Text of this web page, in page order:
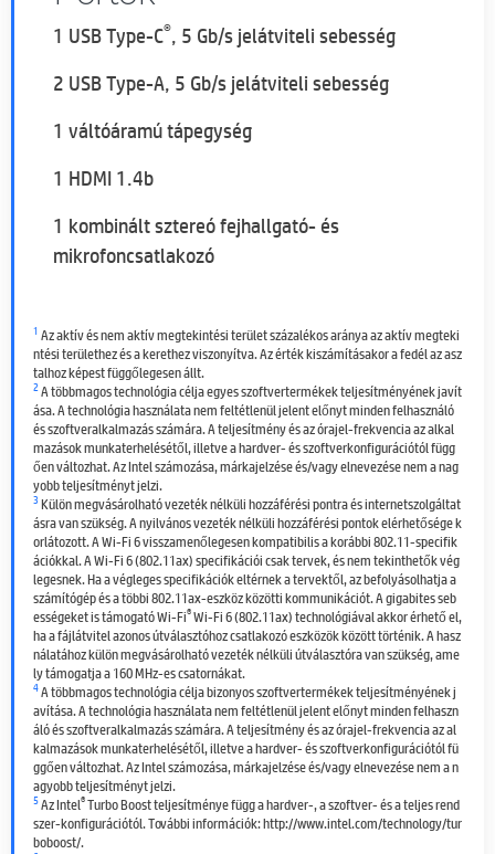
1 USB Type-C®, 5 Gb/s jelátviteli sebesség
2 USB Type-A, 5 Gb/s jelátviteli sebesség
1 váltóáramú tápegység
1 HDMI 1.4b
1 kombinált sztereó fejhallgató- és
mikrofoncsatlakozó
1 Az aktív és nem aktív megtekintési terület százalékos aránya az aktív megteki
ntési területhez és a kerethez viszonyítva. Az érték kiszámításakor a fedél az asz
talhoz képest függőlegesen állt.
2A többmagos technológia célja egyes szoftvertermékek teljesítményének javít
ása. A technológia használata nem feltétlenül jelent előnyt minden felhasználó
és szoftveralkalmazás számára. A teljesítmény és az órajel-frekvencia az alkal
mazások munkaterhelésétől, illetve a hardver- és szoftverkonfigurációtól függ
ően változhat. Az Intel számozása, márkajelzése és/vagy elnevezése nem a nag
yobb teljesítményt jelzi.
3 Külön megvásárolható vezeték nélküli hozzáférési pontra és internetszolgáltat
ásra van szükség. A nyilvános vezeték nélküli hozzáférési pontok elérhetősége k
orlátozott. A Wi-Fi 6 visszamenőlegesen kompatibilis a korábbi 802.11-specifik
ációkkal. A Wi-Fi 6 (802.11ax) specifikációi csak tervek, és nem tekinthetők vég
legesnek. Ha a végleges specifikációk eltérnek a tervektől, az befolyásolhatja a
számítógép és a többi 802.11ax-eszköz közötti kommunikációt. A gigabites seb
ességeket is támogató Wi-Fi®Wi-Fi 6 (802.11ax) technológiával akkor érhető el,
ha a fájlátvitel azonos útválasztóhoz csatlakozó eszközök között történik. A hasz
nálatához külön megvásárolható vezeték nélküli útválasztóra van szükség, ame
ly támogatja a 160 MHz-es csatornákat.
4A többmagos technológia célja bizonyos szoftvertermékek teljesítményének j
avítása. A technológia használata nem feltétlenül jelent előnyt minden felhaszn
áló és szoftveralkalmazás számára. A teljesítmény és az órajel-frekvencia az al
kalmazások munkaterhelésétől, illetve a hardver- és szoftverkonfigurációtól fü
ggően változhat. Az Intel számozása, márkajelzése és/vagy elnevezése nem a n
agyobb teljesítményt jelzi.
5Az Intel®Turbo Boost teljesítménye függ a hardver-, a szoftver- és a teljes rend
szer-konfigurációtól. További információk: http://www.intel.com/technology/tur
boboost/.